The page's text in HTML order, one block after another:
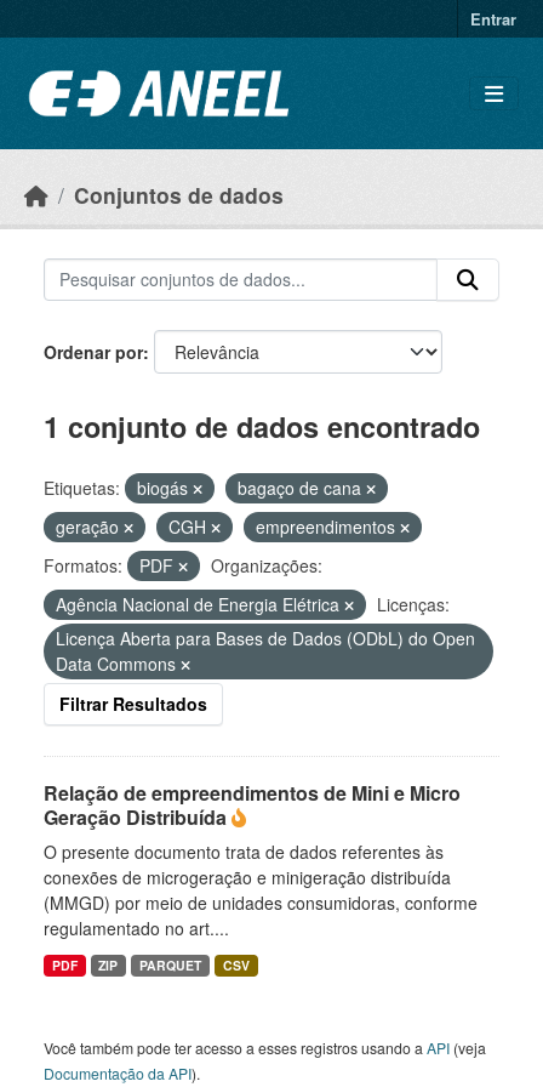
Entrar
Conjuntos de dados
Ordenar por
1 conjunto de dados encontrado
Etiquetas: biogás
bagaço de cana
geração
CGH
empreendimentos
Formatos:
PDF
Organizações:
Agência Nacional de Energia Elétrica
Licenças:
Licença Aberta para Bases de Dados (ODbL) do Open
Data Commons
Filtrar Resultados
Relação de empreendimentos de Mini e Micro
Geração Distribuída
O presente documento trata de dados referentes às
conexões de microgeração e minigeração distribuída
(MMGD) por meio de unidades consumidoras, conforme
regulamentado no art....
PDF ZIP PARQUET CSV
Você também pode ter acesso a esses registros usando a API (veja
Documentação da API).